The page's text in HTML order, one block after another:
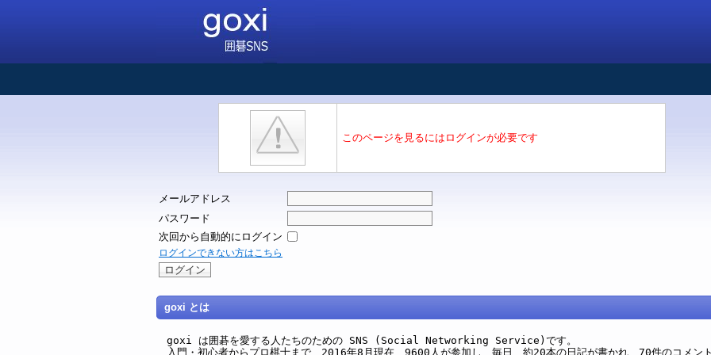
このページを見るにはログインが必要です
メールアドレス
パスワード
次回から自動的にログイン
ログインできない方はこちら
goxi とは
goxi は囲碁を愛する人たちのための SNS (Social Networking Service)です。
入門・初心者からプロ棋士まで、2016年8月現在、9600人が参加し、毎日、約20本の日記が書かれ、70件のコメント